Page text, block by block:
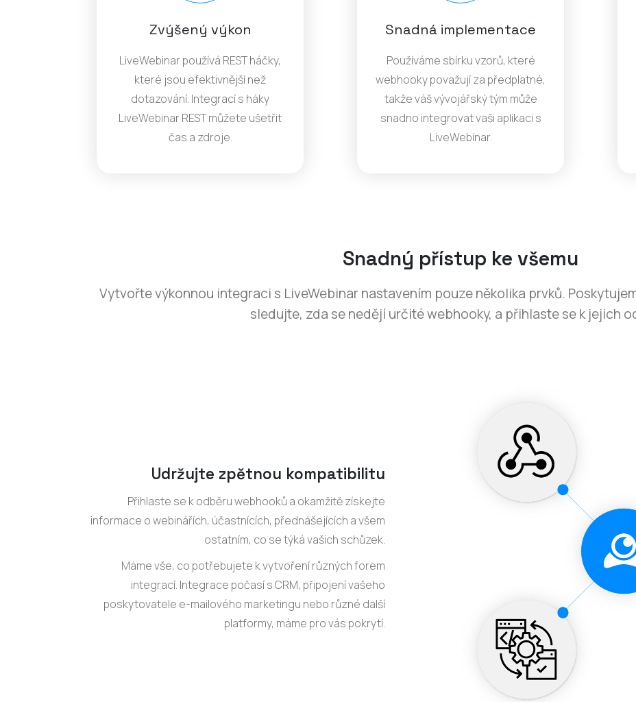
Zvýšený výkon
LiveWebinar používá REST háčky,
které jsou efektivnější než
dotazování. Integrací s háky
LiveWebinar REST můžete ušetřit
čas a zdroje.
Snadná implementace
Používáme sbírku vzorů, které
webhooky považují za předplatné,
takže váš vývojářský tým může
snadno integrovat vaši aplikaci s
LiveWebinar.
Snadný přístup ke všemu
Vytvořte výkonnou integraci s LiveWebinar nastavením pouze několika prvků.
sledujte, zda se nedějí určité webhooky, a přihlaste se k jejich
Udržujte zpětnou kompatibilitu
Přihlaste se k odběru webhooků a okamžitě získejte
informace o webinářích, účastnících, přednášejících a všem
ostatním, co se týká vašich schůzek.
Máme vše, co potřebujete k vytvoření různých forem
integrací. Integrace počasí s CRM, připojení vašeho
poskytovatele e-mailového marketingu nebo různé další
platformy, máme pro vás pokrytí.